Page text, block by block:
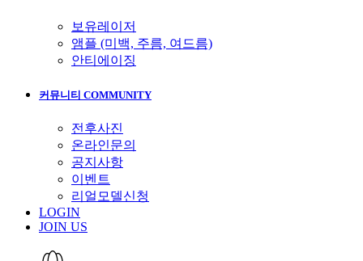
보유레이저
앰플 (미백, 주름, 여드름)
안티에이징
커뮤니티 COMMUNITY
전후사진
온라인문의
공지사항
이벤트
리얼모델신청
LOGIN
JOIN US